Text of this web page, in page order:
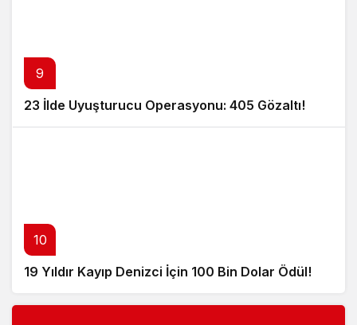
9
23 İlde Uyuşturucu Operasyonu: 405 Gözaltı!
10
19 Yıldır Kayıp Denizci İçin 100 Bin Dolar Ödül!